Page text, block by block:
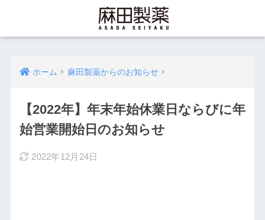
ホーム 麻田製薬からのお知らせ
【2022年】年末年始休業日ならびに年
始営業開始日のお知らせ
2022年12月24日